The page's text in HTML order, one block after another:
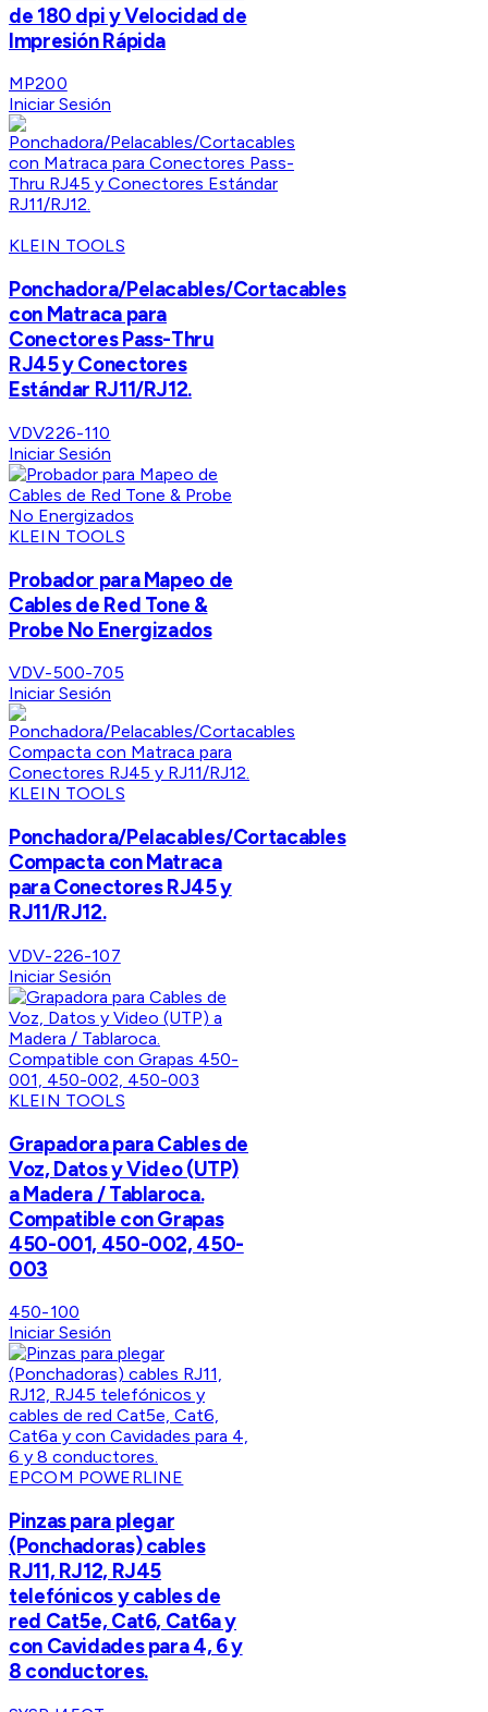
de 180 dpi y Velocidad de
Impresión Rápida
MP200
Iniciar Sesión
KLEIN TOOLS
Ponchadora/Pelacables/Cortacables
con Matraca para
Conectores Pass-Thru
RJ45 y Conectores
Estándar RJ11/RJ12.
VDV226-110
Iniciar Sesión
KLEIN TOOLS
Probador para Mapeo de
Cables de Red Tone &
Probe No Energizados
VDV-500-705
Iniciar Sesión
KLEIN TOOLS
Ponchadora/Pelacables/Cortacables
Compacta con Matraca
para Conectores RJ45 y
RJ11/RJ12.
VDV-226-107
Iniciar Sesión
KLEIN TOOLS
Grapadora para Cables de
Voz, Datos y Video (UTP)
a Madera / Tablaroca.
Compatible con Grapas
450-001, 450-002, 450-
003
450-100
Iniciar Sesión
EPCOM POWERLINE
Pinzas para plegar
(Ponchadoras) cables
RJ11, RJ12, RJ45
telefónicos y cables de
red Cat5e, Cat6, Cat6a y
con Cavidades para 4, 6 y
8 conductores.